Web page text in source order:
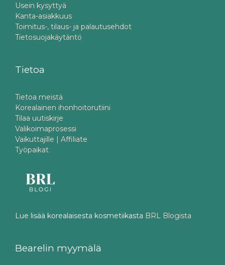
Usein kysyttyä
Kanta-asiakkuus
Toimitus-, tilaus- ja palautusehdot
Tietosuojakäytäntö
Tietoa
Tietoa meistä
Korealainen ihonhoitorutiini
Tilaa uutiskirje
Valikoimaprosessi
Vaikuttajille | Affiliate
Työpaikat
Lue lisää korealaisesta kosmetiikasta BRL Blogista
Bearelin myymälä